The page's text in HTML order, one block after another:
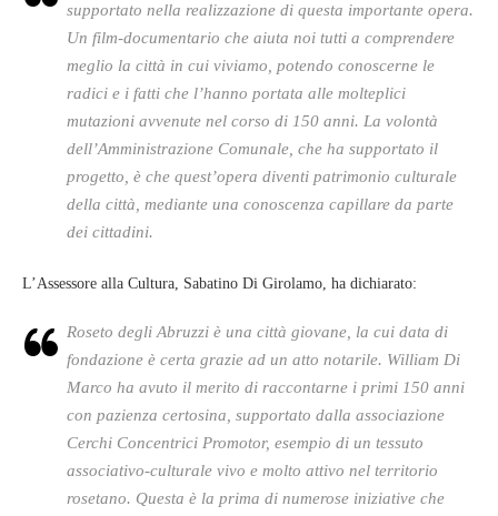
supportato nella realizzazione di questa importante opera.
Un film-documentario che aiuta noi tutti a comprendere
meglio la città in cui viviamo, potendo conoscerne le
radici e i fatti che l’hanno portata alle molteplici
mutazioni avvenute nel corso di 150 anni. La volontà
dell’Amministrazione Comunale, che ha supportato il
progetto, è che quest’opera diventi patrimonio culturale
della città, mediante una conoscenza capillare da parte
dei cittadini.
L’Assessore alla Cultura, Sabatino Di Girolamo, ha dichiarato:
Roseto degli Abruzzi è una città giovane, la cui data di
fondazione è certa grazie ad un atto notarile. William Di
Marco ha avuto il merito di raccontarne i primi 150 anni
con pazienza certosina, supportato dalla associazione
Cerchi Concentrici Promotor, esempio di un tessuto
associativo-culturale vivo e molto attivo nel territorio
rosetano. Questa è la prima di numerose iniziative che